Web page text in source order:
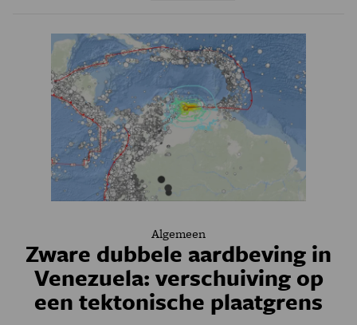
Algemeen
Zware dubbele aardbeving in
Venezuela: verschuiving op
een tektonische plaatgrens